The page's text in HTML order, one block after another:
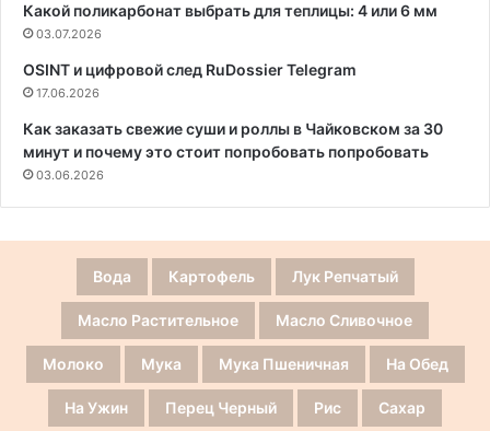
Какой поликарбонат выбрать для теплицы: 4 или 6 мм
03.07.2026
OSINT и цифровой след RuDossier Telegram
17.06.2026
Как заказать свежие суши и роллы в Чайковском за 30
минут и почему это стоит попробовать попробовать
03.06.2026
Вода Картофель Лук Репчатый
Масло Растительное Масло Сливочное
Молоко Мука Мука Пшеничная На Обед
На Ужин Перец Черный Рис Сахар